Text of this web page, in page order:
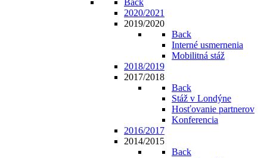
Back
2020/2021
2019/2020
Back
Interné usmernenia
Mobilitná stáž
2018/2019
2017/2018
Back
Stáž v Londýne
Hosťovanie partnerov
Konferencia
2016/2017
2014/2015
Back